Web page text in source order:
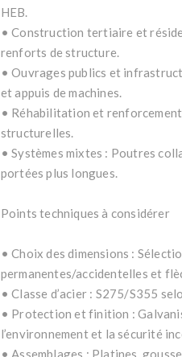
HEB.
• Construction tertiaire et
renforts de structure.
• Ouvrages publics et
et appuis de machines.
• Réhabilitation et
structurelles.
• Systèmes mixtes : Poutres
portées plus longues.
Points techniques à considérer
• Choix des dimensions :
permanentes/accidentelles et
• Classe d’acier : S275/S355
• Protection et finition :
l’environnement et la sécurité
• Assemblages : Platines,